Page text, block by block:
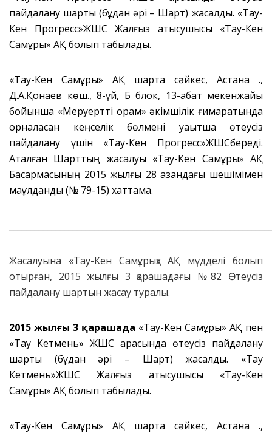
пайдалану шарты (бұдан әрі – Шарт) жасалды. «Тау-
Кен Прогресс»ЖШС Жалғыз қатысушысы «Тау-Кен
Самұрық» АҚ болып табылады.
«Тау-Кен Самұрық» АҚ шартқа сәйкес, Астана қ.,
Д.А.Қонаев көш., 8-үй, Б блок, 13-қабат мекенжайы
бойынша «Меруертті орам» әкімшілік ғимаратында
орналасқан кеңселік бөлмені уақытша өтеусіз
пайдалану үшін «Тау-Кен Прогресс»ЖШСбереді.
Аталған Шарттың жасалуы «Тау-Кен Самұрық» АҚ
Басқармасының 2015 жылғы 28 қазандағы шешімімен
мақұлданды (№ 79-15) хаттама.
Жасалуына «Тау-Кен Самұрық» АҚ мүдделі болып
отырған, 2015 жылғы 3 қарашадағы №82 Өтеусіз
пайдалану шартын жасау туралы.
2015 жылғы 3 қарашада «Тау-Кен Самұрық» АҚ пен
«Тау Кетмень» ЖШС арасында өтеусіз пайдалану
шарты (бұдан әрі – Шарт) жасалды. «Тау
Кетмень»ЖШС Жалғыз қатысушысы «Тау-Кен
Самұрық» АҚ болып табылады.
«Тау-Кен Самұрық» АҚ шартқа сәйкес, Астана қ.,